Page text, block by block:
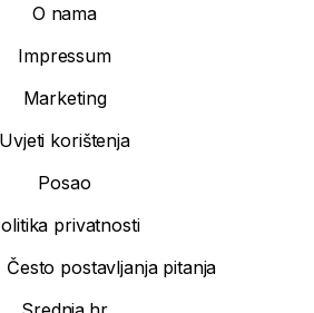
O nama
Impressum
Marketing
Uvjeti korištenja
Posao
privatnosti
postavljanja pitanja